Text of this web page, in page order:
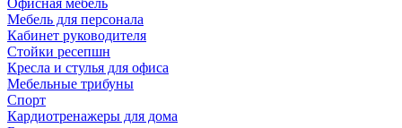
Офисная мебель
Мебель для персонала
Кабинет руководителя
Стойки ресепшн
Кресла и стулья для офиса
Мебельные трибуны
Спорт
Кардиотренажеры для дома